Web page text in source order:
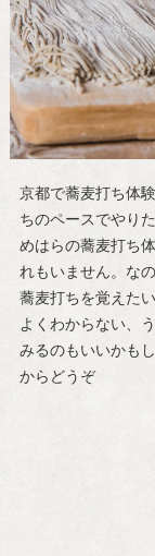
京都で蕎麦打ち体
ちのペースでやり
めはらの蕎麦打ち
れもいません。な
蕎麦打ちを覚えた
よくわからない、
みるのもいいかも
からどうぞ